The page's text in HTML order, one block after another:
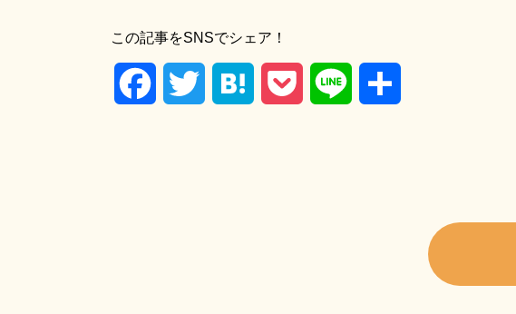
この記事をSNSでシェア！
FacebookTwitter Hatena Pocket Line